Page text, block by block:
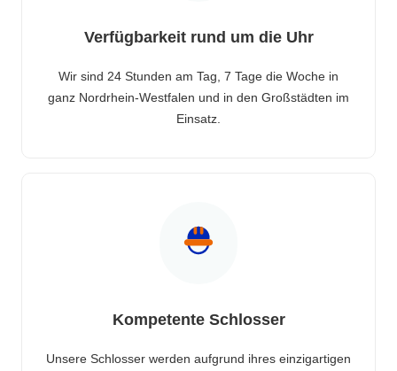
Verfügbarkeit rund um die Uhr
Wir sind 24 Stunden am Tag, 7 Tage die Woche in
ganz Nordrhein-Westfalen und in den Großstädten im
Einsatz.
Kompetente Schlosser
Unsere Schlosser werden aufgrund ihres einzigartigen